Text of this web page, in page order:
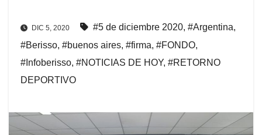
DIC 5, 2020 #5 de diciembre 2020, #Argentina,
#Berisso, #buenos aires, #firma, #FONDO,
#Infoberisso, #NOTICIAS DE HOY, #RETORNO
DEPORTIVO